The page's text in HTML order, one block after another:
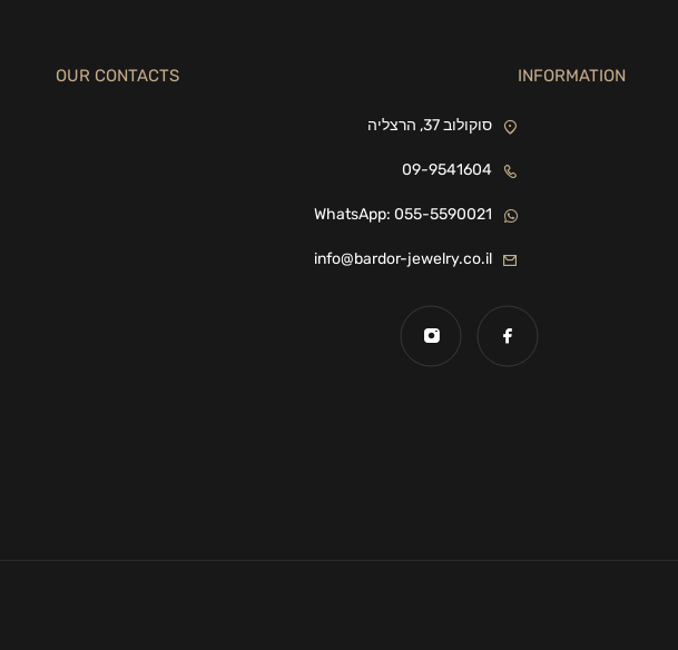
INFORMATION
OUR CONTACTS
סוקולוב 37, הרצליה
09-9541604
WhatsApp: 055-5590021
info@bardor-jewelry.co.il